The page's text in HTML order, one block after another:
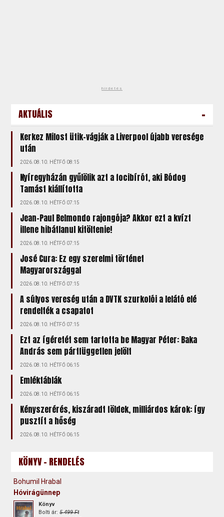
hirdetés
AKTUÁLIS -
Kerkez Milost ütik-vágják a Liverpool újabb veresége
után
2026.08.10. HÉTFŐ 08:15
Nyíregyházán gyűlölik azt a focibírót, aki Bódog
Tamást kiállította
2026.08.10. HÉTFŐ 07:15
Jean-Paul Belmondo rajongója? Akkor ezt a kvízt
illene hibátlanul kitöltenie!
2026.08.10. HÉTFŐ 07:15
José Cura: Ez egy szerelmi történet
Magyarországgal
2026.08.10. HÉTFŐ 07:15
A súlyos vereség után a DVTK szurkolói a lelátó elé
rendelték a csapatot
2026.08.10. HÉTFŐ 07:15
Ezt az ígéretét sem tartotta be Magyar Péter: Baka
András sem pártfüggetlen jelölt
2026.08.10. HÉTFŐ 06:15
Emléktáblák
2026.08.10. HÉTFŐ 06:15
Kényszerérés, kiszáradt földek, milliárdos károk: így
pusztít a hőség
2026.08.10. HÉTFŐ 06:15
KÖNYV - RENDELÉS
Bohumil Hrabal
Hóvirágünnep
Könyv
Bolti ár:5 499 Ft